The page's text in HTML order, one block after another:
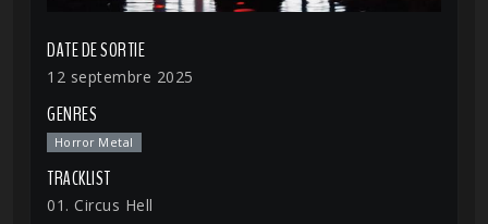
DATE DE SORTIE
12 septembre 2025
GENRES
Horror Metal
TRACKLIST
01. Circus Hell